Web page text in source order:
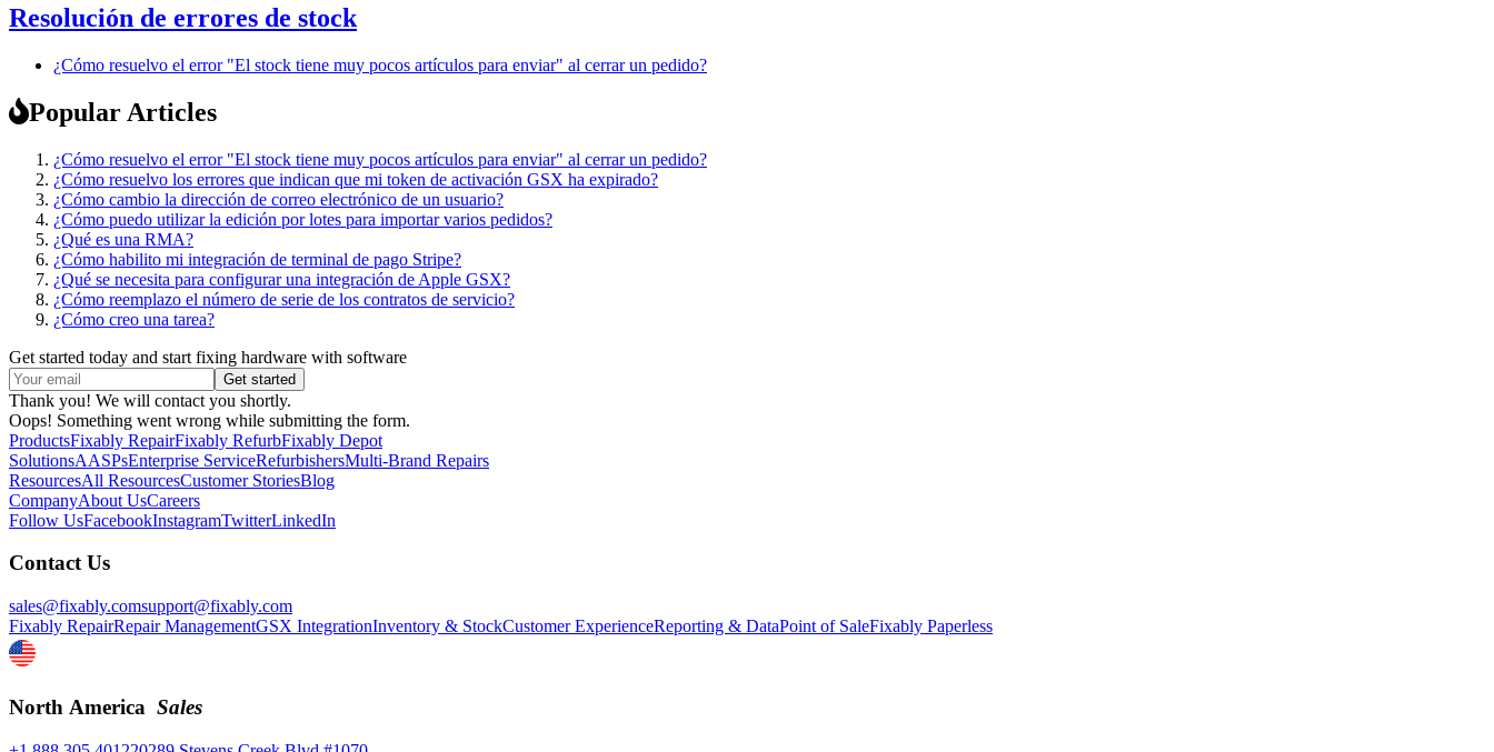
Resolución de errores de stock
¿Cómo resuelvo el error "El stock tiene muy pocos artículos para enviar" al cerrar un pedido?
Popular Articles
¿Cómo resuelvo el error "El stock tiene muy pocos artículos para enviar" al cerrar un pedido?
¿Cómo resuelvo los errores que indican que mi token de activación GSX ha expirado?
¿Cómo cambio la dirección de correo electrónico de un usuario?
¿Cómo puedo utilizar la edición por lotes para importar varios pedidos?
¿Qué es una RMA?
¿Cómo habilito mi integración de terminal de pago Stripe?
¿Qué se necesita para configurar una integración de Apple GSX?
¿Cómo reemplazo el número de serie de los contratos de servicio?
¿Cómo creo una tarea?
Get started today and start fixing hardware with software
Thank you! We will contact you shortly.
Oops! Something went wrong while submitting the form.
ProductsFixably RepairFixably RefurbFixably Depot
SolutionsAASPsEnterprise ServiceRefurbishersMulti-Brand Repairs
ResourcesAll ResourcesCustomer StoriesBlog
CompanyAbout UsCareers
Follow UsFacebookInstagramTwitterLinkedIn
Contact Us
sales@fixably.comsupport@fixably.com
Fixably RepairRepair ManagementGSX IntegrationInventory & StockCustomer ExperienceReporting & DataPoint of SaleFixably Paperless
North America Sales